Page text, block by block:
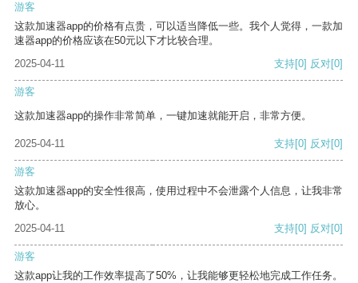
游客
这款加速器app的价格有点贵，可以适当降低一些。我个人觉得，一款加
速器app的价格应该在50元以下才比较合理。
2025-04-11
支持[0] 反对[0]
游客
这款加速器app的操作非常简单，一键加速就能开启，非常方便。
2025-04-11 支持[0] 反对[0]
游客
这款加速器app的安全性很高，使用过程中不会泄露个人信息，让我非常
放心。
2025-04-11
支持[0] 反对[0]
游客
这款app让我的工作效率提高了50%，让我能够更轻松地完成工作任务。